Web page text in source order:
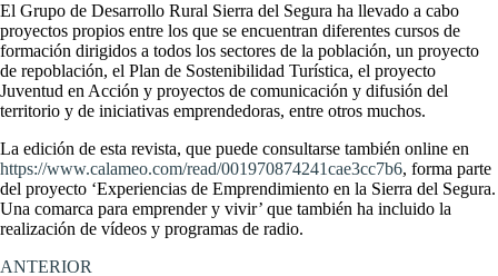
El Grupo de Desarrollo Rural Sierra del Segura ha llevado a cabo
proyectos propios entre los que se encuentran diferentes cursos de
formación dirigidos a todos los sectores de la población, un proyecto
de repoblación, el Plan de Sostenibilidad Turística, el proyecto
Juventud en Acción y proyectos de comunicación y difusión del
territorio y de iniciativas emprendedoras, entre otros muchos.
La edición de esta revista, que puede consultarse también online en
https://www.calameo.com/read/001970874241cae3cc7b6, forma parte
del proyecto ‘Experiencias de Emprendimiento en la Sierra del Segura.
Una comarca para emprender y vivir’ que también ha incluido la
realización de vídeos y programas de radio.
ANTERIOR